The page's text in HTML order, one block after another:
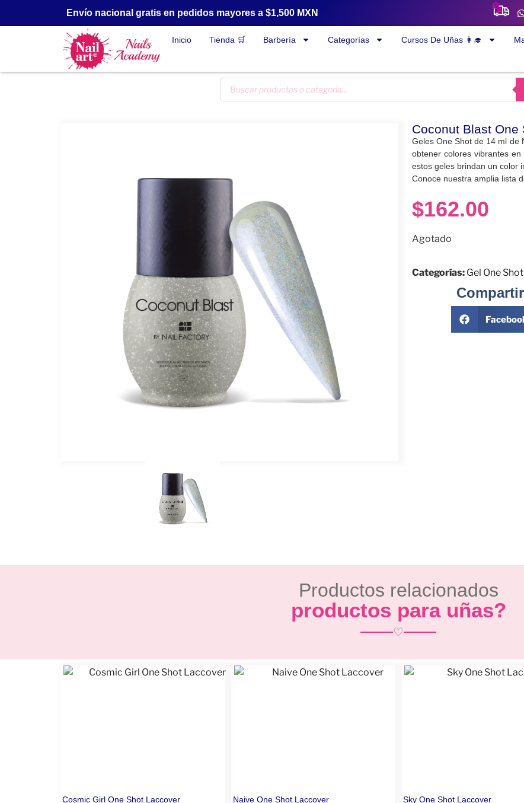
Envío nacional gratis en pedidos mayores a $1,500 MXN
Inicio Tienda 🛒 Barbería Categorías Cursos De Uñas 👩‍🎓
Coconut Blast One
Geles One Shot de 14 ml de
obtener colores vibrantes
estos geles brindan un color
Conoce nuestra amplia lista
$162.00
Agotado
Categorías: Gel One Shot
Productos relacionados
productos para uñas?
♡
Cosmic Girl One Shot Laccover Naive One Shot Laccover Sky One Shot Laccover